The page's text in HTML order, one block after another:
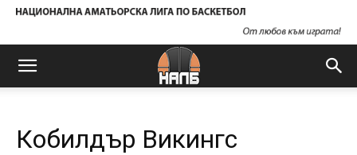
Кобилдър Викингс